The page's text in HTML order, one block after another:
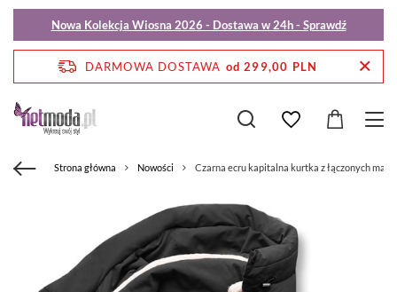
Nowa Kolekcja Wiosna 2026 - Dostawa w 24h - Sprawdź
DARMOWA DOSTAWA od 299,00 PLN
Strona główna Nowości Czarna ecru kapitalna kurtka z łączonych